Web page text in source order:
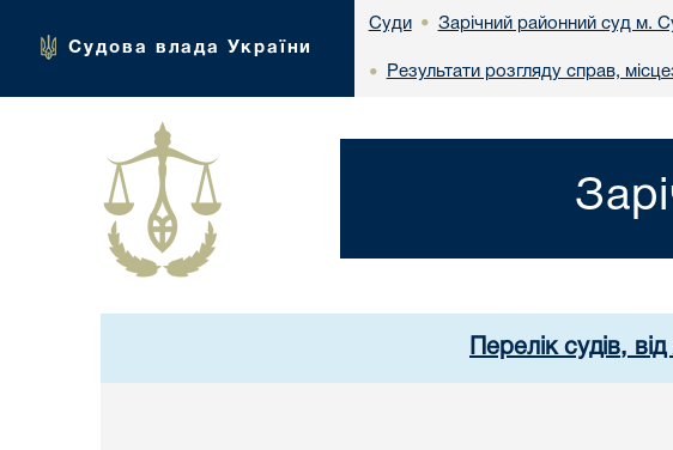
Судова влада України
Суди • Зарічний районний суд м.
• Результати розгляду справ,
Перелік судів,